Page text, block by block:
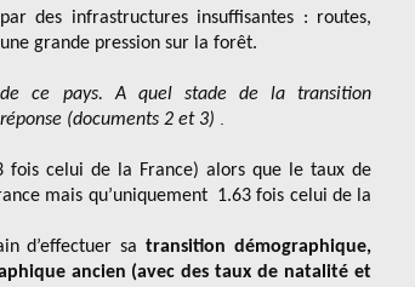
des infrastructures insuffisantes : routes,
grande pression sur la forêt.
de ce pays. A quel stade de la transition
(documents 2 et 3)
celui de la France) alors que le taux de
mais qu’uniquement 1.63 fois celui de la
d’effectuer satransition démographique,
ancien (avec des taux de natalité et